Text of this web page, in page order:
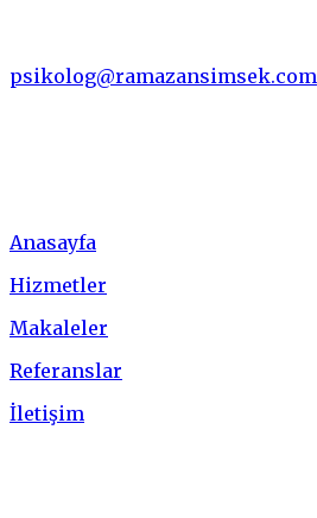
psikolog@ramazansimsek.com
Anasayfa
Hizmetler
Makaleler
Referanslar
İletişim